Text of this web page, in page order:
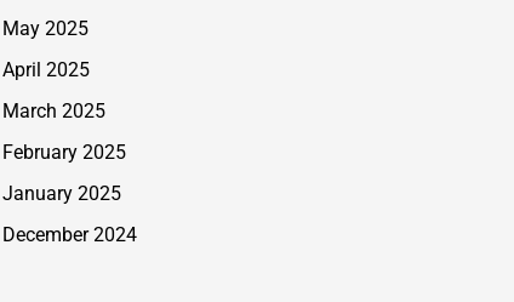
May 2025
April 2025
March 2025
February 2025
January 2025
December 2024